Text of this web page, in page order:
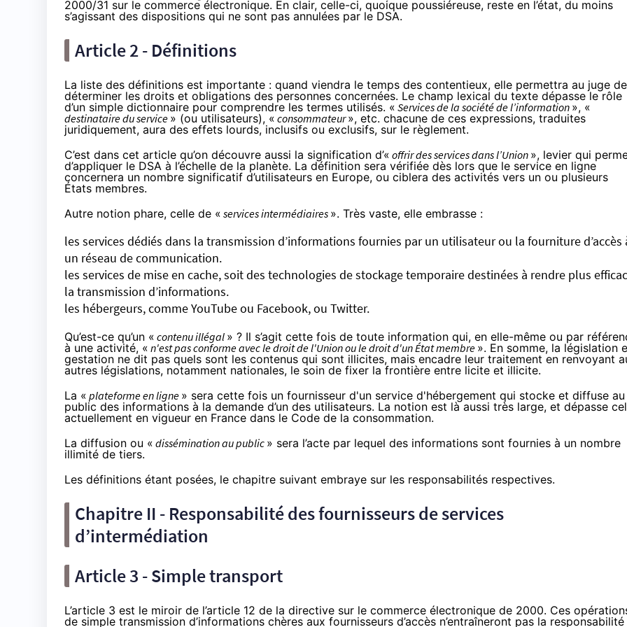
2000/31 sur le commerce électronique. En clair, celle-ci, quoique poussiéreuse, reste en l’état, du moins
s’agissant des dispositions qui ne sont pas annulées par le DSA.
Article 2 - Définitions
La liste des définitions est importante : quand viendra le temps des contentieux, elle permettra au juge de
déterminer les droits et obligations des personnes concernées. Le champ lexical du texte dépasse le rôle
d’un simple dictionnaire pour comprendre les termes utilisés. « Services de la société de l’information », «
destinataire du service » (ou utilisateurs), « consommateur», etc. chacune de ces expressions, traduites
juridiquement, aura des effets lourds, inclusifs ou exclusifs, sur le règlement.
C’est dans cet article qu’on découvre aussi la signification d’« offrir des services dans l’Union », levier qui
d’appliquer le DSA à l’échelle de la planète. La définition sera vérifiée dès lors que le service en ligne
concernera un nombre significatif d’utilisateurs en Europe, ou ciblera des activités vers un ou plusieurs
États membres.
Autre notion phare, celle de « services intermédiaires ». Très vaste, elle embrasse :
les services dédiés dans la transmission d’informations fournies par un utilisateur ou la fourniture d’accès
un réseau de communication.
les services de mise en cache, soit des technologies de stockage temporaire destinées à rendre plus
la transmission d’informations.
les hébergeurs, comme YouTube ou Facebook, ou Twitter.
Qu’est-ce qu’un « contenu illégal » ? Il s’agit cette fois de toute information qui, en elle-même ou par
à une activité, « n'est pas conforme avec le droit de l'Union ou le droit d'un État membre ». En somme, la législation
gestation ne dit pas quels sont les contenus qui sont illicites, mais encadre leur traitement en renvoyant
autres législations, notamment nationales, le soin de fixer la frontière entre licite et illicite.
La « plateforme en ligne » sera cette fois un fournisseur d'un service d'hébergement qui stocke et diffuse au
public des informations à la demande d’un des utilisateurs. La notion est là aussi très large, et dépasse
actuellement en vigueur en France dans le Code de la consommation.
La diffusion ou « dissémination au public » sera l’acte par lequel des informations sont fournies à un nombre
illimité de tiers.
Les définitions étant posées, le chapitre suivant embraye sur les responsabilités respectives.
Chapitre II - Responsabilité des fournisseurs de services
d’intermédiation
Article 3 - Simple transport
L’article 3 est le miroir de l’article 12 de la directive sur le commerce électronique de 2000. Ces
de simple transmission d’informations chères aux fournisseurs d’accès n’entraîneront pas la responsabilité